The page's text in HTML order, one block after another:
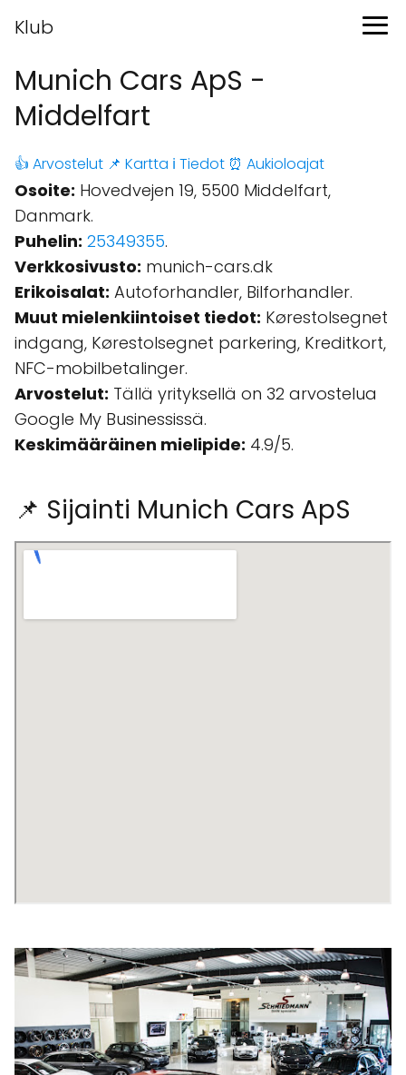
Klub
Munich Cars ApS -
Middelfart
👍 Arvostelut 📌 Kartta ℹ️ Tiedot ⏰ Aukioloajat
Osoite: Hovedvejen 19, 5500 Middelfart,
Danmark.
Puhelin: 25349355.
Verkkosivusto: munich-cars.dk
Erikoisalat: Autoforhandler, Bilforhandler.
Muut mielenkiintoiset tiedot: Kørestolsegnet
indgang, Kørestolsegnet parkering, Kreditkort,
NFC-mobilbetalinger.
Arvostelut: Tällä yrityksellä on 32 arvostelua
Google My Businessissä.
Keskimääräinen mielipide: 4.9/5.
📌 Sijainti Munich Cars ApS